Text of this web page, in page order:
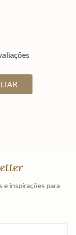
e inspirações para